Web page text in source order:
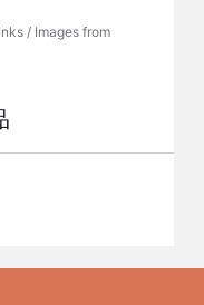
/ Images from